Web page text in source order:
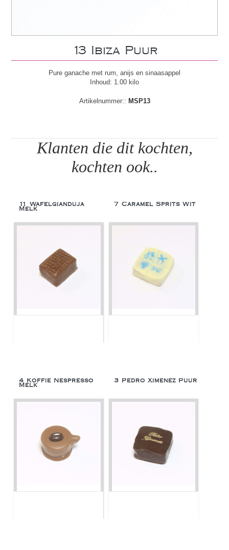
13 Ibiza Puur
Pure ganache met rum, anijs en sinaasappel
Inhoud: 1.00 kilo
Artikelnummer:: MSP13
Klanten die dit kochten,
kochten ook..
11 Wafelgianduja
Melk
7 Caramel Sprits Wit
4 Koffie Nespresso
Melk
3 Pedro Ximenez Puur